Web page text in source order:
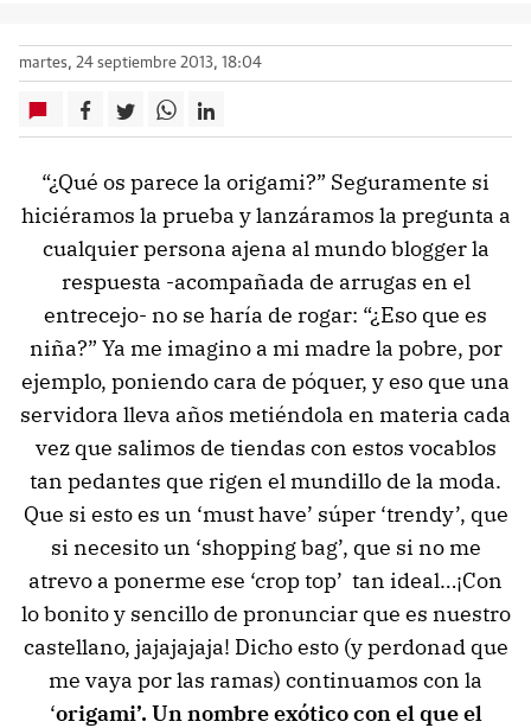
martes, 24 septiembre 2013, 18:04
“¿Qué os parece la origami?” Seguramente si
hiciéramos la prueba y lanzáramos la pregunta a
cualquier persona ajena al mundo blogger la
respuesta -acompañada de arrugas en el
entrecejo- no se haría de rogar: “¿Eso que es
niña?” Ya me imagino a mi madre la pobre, por
ejemplo, poniendo cara de póquer, y eso que una
servidora lleva años metiéndola en materia cada
vez que salimos de tiendas con estos vocablos
tan pedantes que rigen el mundillo de la moda.
Que si esto es un ‘must have’ súper ‘trendy’, que
si necesito un ‘shopping bag’, que si no me
atrevo a ponerme ese ‘crop top’ tan ideal…¡Con
lo bonito y sencillo de pronunciar que es nuestro
castellano, jajajajaja! Dicho esto (y perdonad que
me vaya por las ramas) continuamos con la
‘origami’. Un nombre exótico con el que el